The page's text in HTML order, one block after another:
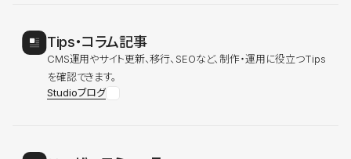
Tips・コラム記事
CMS運用やサイト更新、移行、SEOなど、制作・運用に役立つTips
を確認できます。
Studioブログ